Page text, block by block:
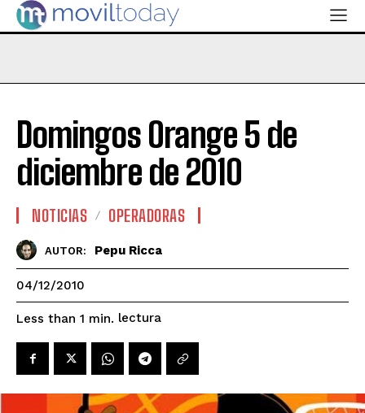
Domingos Orange 5 de
diciembre de 2010
NOTICIAS OPERADORAS
AUTOR: Pepu Ricca
04/12/2010
Less than 1 min. lectura